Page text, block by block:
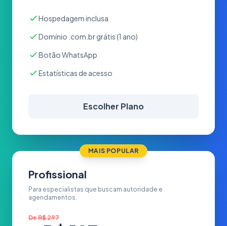
Hospedagem inclusa
Domínio .com.br grátis (1 ano)
Botão WhatsApp
Estatísticas de acesso
Escolher Plano
MAIS POPULAR
Profissional
Para especialistas que buscam autoridade e
agendamentos.
DeR$ 297